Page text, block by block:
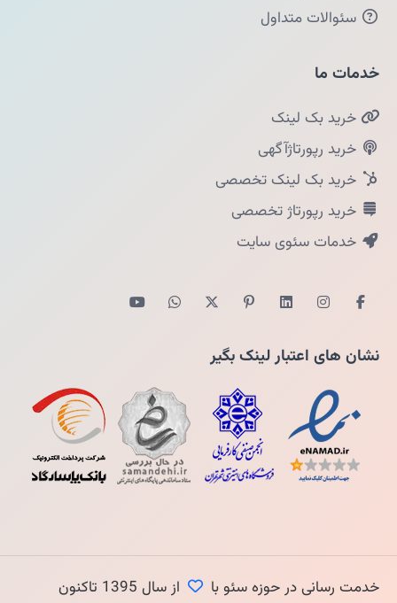
سئوالات متداول
خدمات ما
خرید بک لینک
خرید رپورتاژآگهی
خرید بک لینک تخصصی
خرید رپورتاژ تخصصی
خدمات سئوی سایت
نشان های اعتبار لینک بگیر
خدمت رسانی در حوزه سئو با از سال 1395 تاکنون